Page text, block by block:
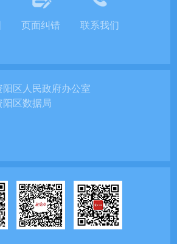
页面纠错 联系我们
区人民政府办公室
区数据局